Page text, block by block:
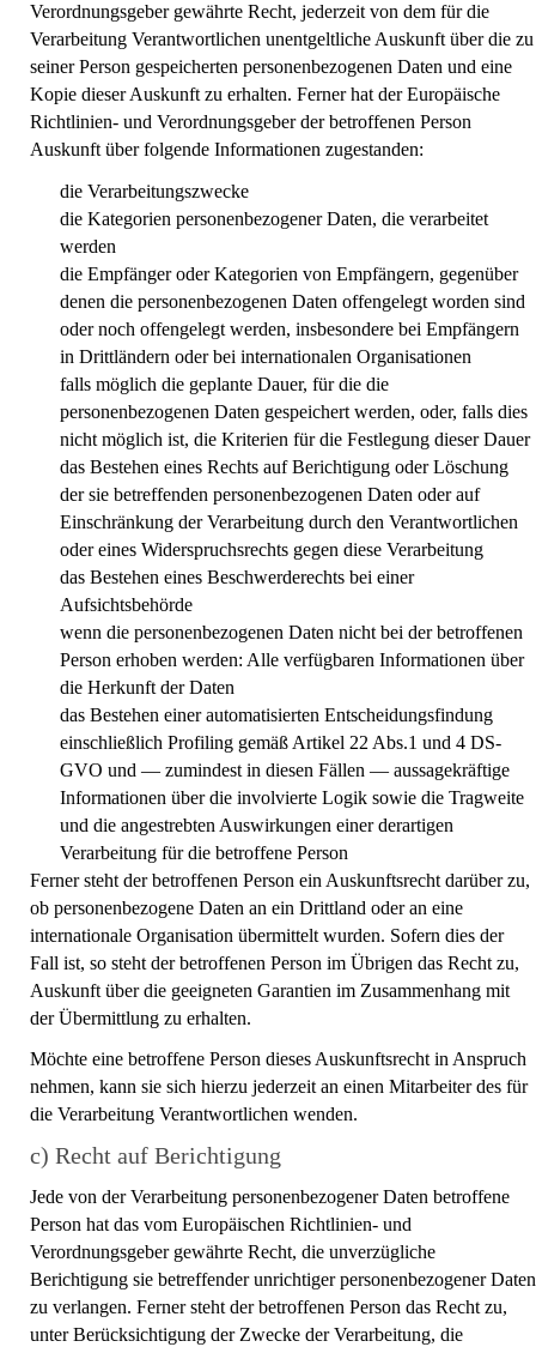
Verordnungsgeber gewährte Recht, jederzeit von dem für die
Verarbeitung Verantwortlichen unentgeltliche Auskunft über die zu
seiner Person gespeicherten personenbezogenen Daten und eine
Kopie dieser Auskunft zu erhalten. Ferner hat der Europäische
Richtlinien- und Verordnungsgeber der betroffenen Person
Auskunft über folgende Informationen zugestanden:
die Verarbeitungszwecke
die Kategorien personenbezogener Daten, die verarbeitet
werden
die Empfänger oder Kategorien von Empfängern, gegenüber
denen die personenbezogenen Daten offengelegt worden sind
oder noch offengelegt werden, insbesondere bei Empfängern
in Drittländern oder bei internationalen Organisationen
falls möglich die geplante Dauer, für die die
personenbezogenen Daten gespeichert werden, oder, falls dies
nicht möglich ist, die Kriterien für die Festlegung dieser Dauer
das Bestehen eines Rechts auf Berichtigung oder Löschung
der sie betreffenden personenbezogenen Daten oder auf
Einschränkung der Verarbeitung durch den Verantwortlichen
oder eines Widerspruchsrechts gegen diese Verarbeitung
das Bestehen eines Beschwerderechts bei einer
Aufsichtsbehörde
wenn die personenbezogenen Daten nicht bei der betroffenen
Person erhoben werden: Alle verfügbaren Informationen über
die Herkunft der Daten
das Bestehen einer automatisierten Entscheidungsfindung
einschließlich Profiling gemäß Artikel 22 Abs.1 und 4 DS-
GVO und — zumindest in diesen Fällen — aussagekräftige
Informationen über die involvierte Logik sowie die Tragweite
und die angestrebten Auswirkungen einer derartigen
Verarbeitung für die betroffene Person
Ferner steht der betroffenen Person ein Auskunftsrecht darüber zu,
ob personenbezogene Daten an ein Drittland oder an eine
internationale Organisation übermittelt wurden. Sofern dies der
Fall ist, so steht der betroffenen Person im Übrigen das Recht zu,
Auskunft über die geeigneten Garantien im Zusammenhang mit
der Übermittlung zu erhalten.
Möchte eine betroffene Person dieses Auskunftsrecht in Anspruch
nehmen, kann sie sich hierzu jederzeit an einen Mitarbeiter des für
die Verarbeitung Verantwortlichen wenden.
c) Recht auf Berichtigung
Jede von der Verarbeitung personenbezogener Daten betroffene
Person hat das vom Europäischen Richtlinien- und
Verordnungsgeber gewährte Recht, die unverzügliche
Berichtigung sie betreffender unrichtiger personenbezogener Daten
zu verlangen. Ferner steht der betroffenen Person das Recht zu,
unter Berücksichtigung der Zwecke der Verarbeitung, die